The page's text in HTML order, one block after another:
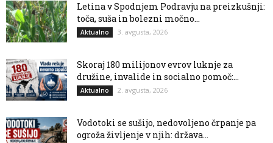
Letina v Spodnjem Podravju na preizkušnji:
toča, suša in bolezni močno...
Aktualno 3. avgusta, 2026
Skoraj 180 milijonov evrov luknje za
družine, invalide in socialno pomoč:...
Aktualno 2. avgusta, 2026
Vodotoki se sušijo, nedovoljeno črpanje pa
ogroža življenje v njih: država...